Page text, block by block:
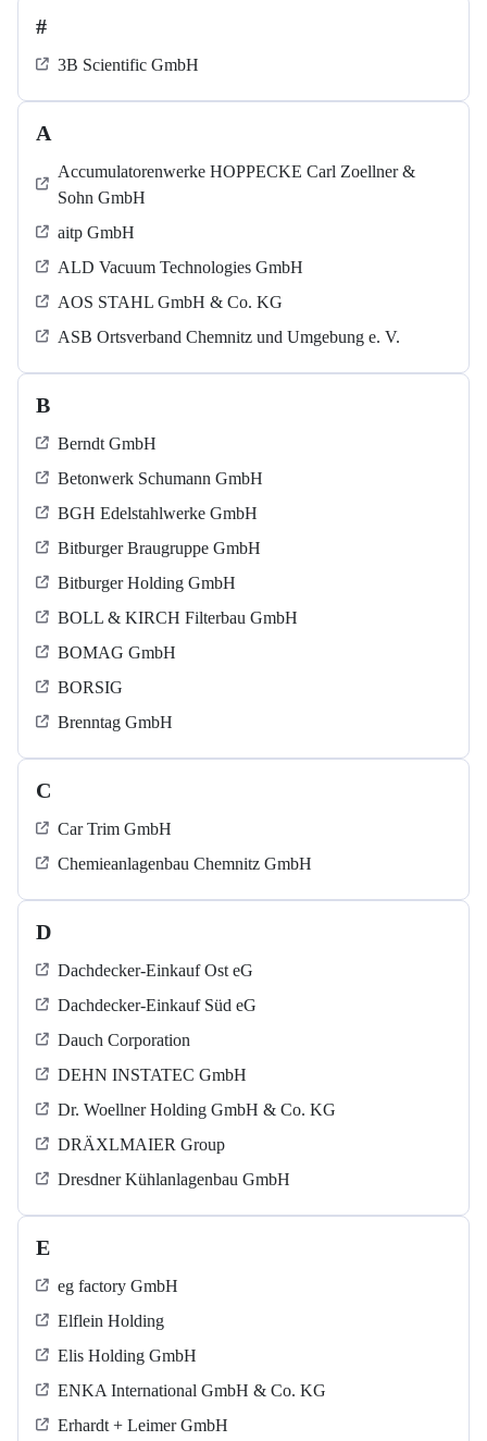
#
3B Scientific GmbH
A
Accumulatorenwerke HOPPECKE Carl Zoellner &
Sohn GmbH
aitp GmbH
ALD Vacuum Technologies GmbH
AOS STAHL GmbH & Co. KG
ASB Ortsverband Chemnitz und Umgebung e. V.
B
Berndt GmbH
Betonwerk Schumann GmbH
BGH Edelstahlwerke GmbH
Bitburger Braugruppe GmbH
Bitburger Holding GmbH
BOLL & KIRCH Filterbau GmbH
BOMAG GmbH
BORSIG
Brenntag GmbH
C
Car Trim GmbH
Chemieanlagenbau Chemnitz GmbH
D
Dachdecker-Einkauf Ost eG
Dachdecker-Einkauf Süd eG
Dauch Corporation
DEHN INSTATEC GmbH
Dr. Woellner Holding GmbH & Co. KG
DRÄXLMAIER Group
Dresdner Kühlanlagenbau GmbH
E
eg factory GmbH
Elflein Holding
Elis Holding GmbH
ENKA International GmbH & Co. KG
Erhardt + Leimer GmbH